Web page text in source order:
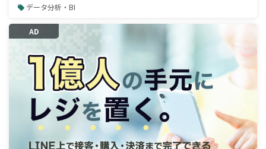
データ分析・BI
AD